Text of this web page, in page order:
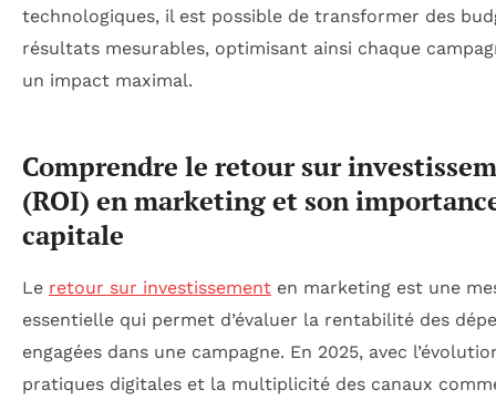
technologiques, il est possible de transformer des
résultats mesurables, optimisant ainsi chaque
un impact maximal.
Comprendre le retour sur
(ROI) en marketing et son
capitale
Le retour sur investissement en marketing est une
essentielle qui permet d’évaluer la rentabilité des
engagées dans une campagne. En 2025, avec
pratiques digitales et la multiplicité des canaux